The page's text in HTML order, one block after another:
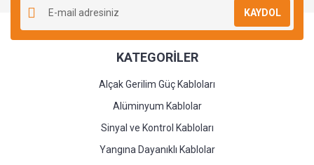
KAYDOL
KATEGORİLER
Alçak Gerilim Güç Kabloları
Alüminyum Kablolar
Sinyal ve Kontrol Kabloları
Yangına Dayanıklı Kablolar